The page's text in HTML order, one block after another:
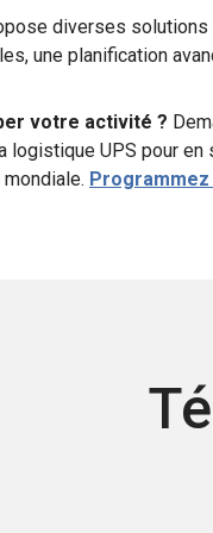
diverses
une planification
votre activité ?
logistique UPS pour
mondiale.